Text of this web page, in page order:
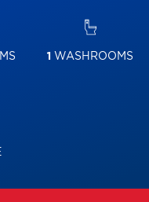
1 WASHROOMS